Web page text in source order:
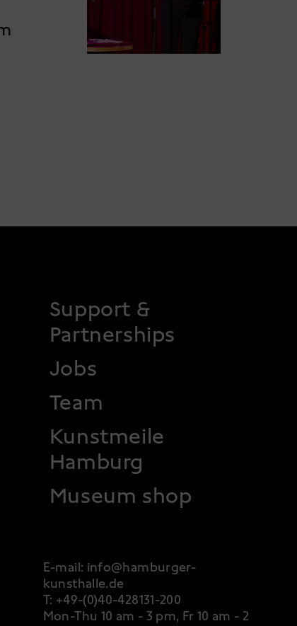
Support &
Partnerships
Jobs
Team
Kunstmeile
Hamburg
Museum shop
E-mail: info@hamburger-
kunsthalle.de
T: +49-(0)40-428131-200
Mon-Thu 10 am - 3 pm, Fr 10 am - 2